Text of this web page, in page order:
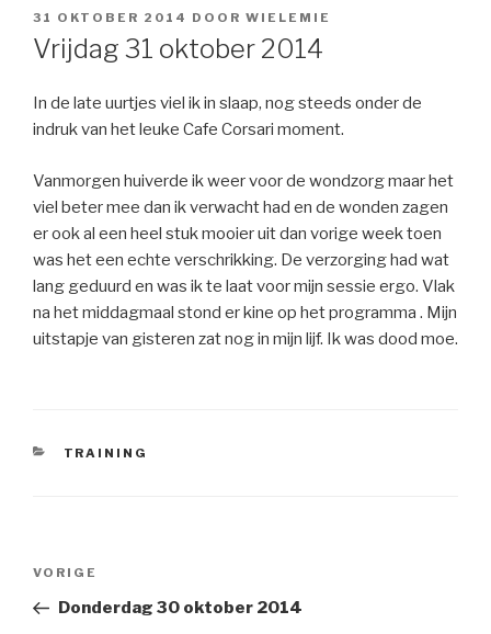
GEPLAATST
OP
31 OKTOBER 2014 DOOR WIELEMIE
Vrijdag 31 oktober 2014
In de late uurtjes viel ik in slaap, nog steeds onder de
indruk van het leuke Cafe Corsari moment.
Vanmorgen huiverde ik weer voor de wondzorg maar het
viel beter mee dan ik verwacht had en de wonden zagen
er ook al een heel stuk mooier uit dan vorige week toen
was het een echte verschrikking. De verzorging had wat
lang geduurd en was ik te laat voor mijn sessie ergo. Vlak
na het middagmaal stond er kine op het programma . Mijn
uitstapje van gisteren zat nog in mijn lijf. Ik was dood moe.
CATEGORIEËN
TRAINING
Bericht
Vorig
bericht
VORIGE
Donderdag 30 oktober 2014